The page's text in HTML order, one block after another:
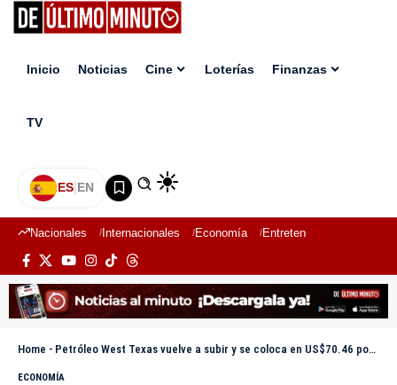
Inicio Noticias Cine Loterías Finanzas
TV
ES|EN
Nacionales Internacionales Economía Entretenimiento
Home - Petróleo West Texas vuelve a subir y se coloca en US$70.46 por tensiones en el Estrecho de Ormuz
ECONOMÍA